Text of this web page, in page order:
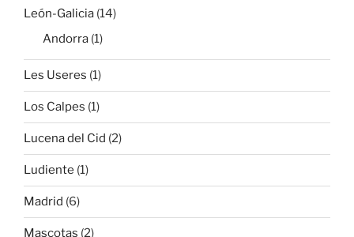
León-Galicia (14)
Andorra (1)
Les Useres (1)
Los Calpes (1)
Lucena del Cid (2)
Ludiente (1)
Madrid (6)
Mascotas (2)